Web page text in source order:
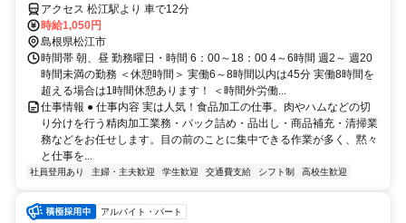
アクセス 松江駅より 車で12分
時給1,050円
島根県松江市
時間帯 朝、昼 勤務曜日・時間 6：00～18：00 4～6時間 週2～ 週20
時間未満の勤務 ＜休憩時間＞ 実働6～8時間以内は45分 実働8時間を
超える場合は1時間休憩あります！ ＜時間外労働...
仕事情報 ● 仕事内容 実は人気！食品加工の仕事。肉やハムなどの切
り分けを行う精肉加工業務・パック詰め・品出し・商品補充・清掃業
務などをお任せします。目の前のことに集中できる作業が多く、黙々
と仕事を...
社員登用あり 主婦・主夫歓迎 学生歓迎 交通費支給 シフト制 高校生歓迎
アルバイト・パート